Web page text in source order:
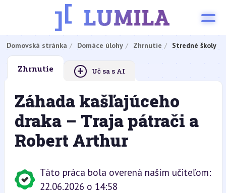
Domovská stránka Domáce úlohy Zhrnutie Stredné školy
Zhrnutie + Uč sa s AI
Záhada kašľajúceho
draka – Traja pátrači a
Robert Arthur
Táto práca bola overená naším učiteľom:
22.06.2026 o 14:58